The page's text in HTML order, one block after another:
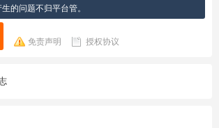
的问题不归平台管。
免责声明 授权协议